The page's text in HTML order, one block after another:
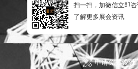
扫一扫，加微信立即
了解更多展会资讯
申请免费设计